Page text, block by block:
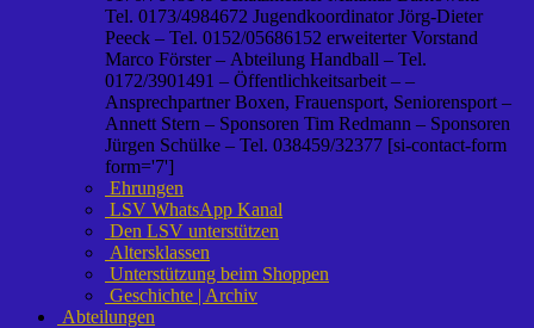
Tel. 0173/4984672 Jugendkoordinator Jörg-Dieter
Peeck – Tel. 0152/05686152 erweiterter Vorstand
Marco Förster – Abteilung Handball – Tel.
0172/3901491 – Öffentlichkeitsarbeit – –
Ansprechpartner Boxen, Frauensport, Seniorensport –
Annett Stern – Sponsoren Tim Redmann – Sponsoren
Jürgen Schülke – Tel. 038459/32377 [si-contact-form
form='7']
Ehrungen
LSV WhatsApp Kanal
Den LSV unterstützen
Altersklassen
Unterstützung beim Shoppen
Geschichte | Archiv
Abteilungen